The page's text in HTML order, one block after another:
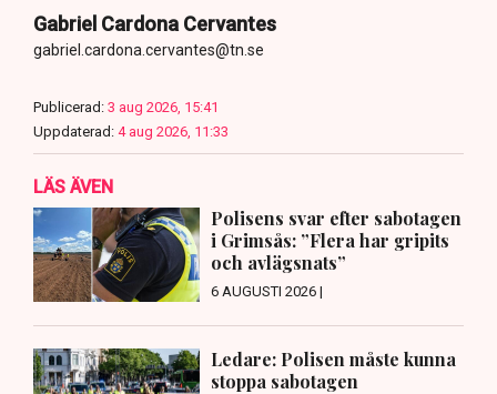
Gabriel Cardona Cervantes
gabriel.cardona.cervantes@tn.se
Publicerad: 3 aug 2026, 15:41
Uppdaterad: 4 aug 2026, 11:33
LÄS ÄVEN
Polisens svar efter sabotagen
i Grimsås: ”Flera har gripits
och avlägsnats”
6 AUGUSTI 2026 |
Ledare: Polisen måste kunna
stoppa sabotagen